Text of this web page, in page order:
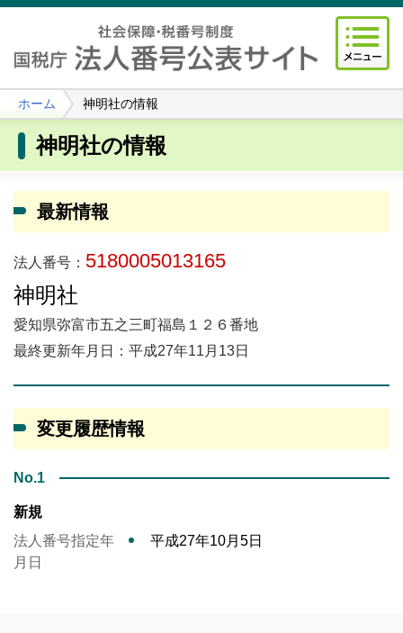
ホーム 神明社の情報
神明社の情報
最新情報
法人番号： 5180005013165
神明社
愛知県弥富市五之三町福島１２６番地
最終更新年月日：平成27年11月13日
変更履歴情報
No.1
新規
法人番号指定年
月日
平成27年10月5日